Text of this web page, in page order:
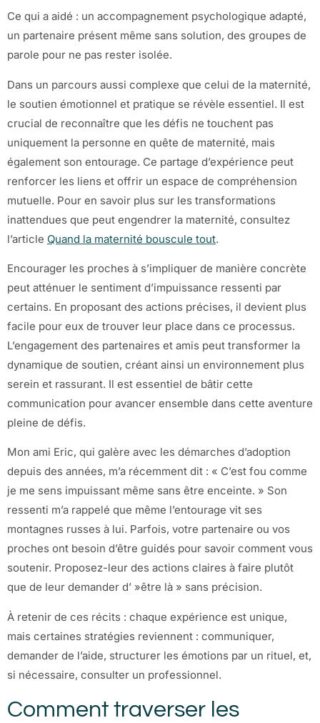
Ce qui a aidé : un accompagnement psychologique adapté,
un partenaire présent même sans solution, des groupes de
parole pour ne pas rester isolée.
Dans un parcours aussi complexe que celui de la maternité,
le soutien émotionnel et pratique se révèle essentiel. Il est
crucial de reconnaître que les défis ne touchent pas
uniquement la personne en quête de maternité, mais
également son entourage. Ce partage d’expérience peut
renforcer les liens et offrir un espace de compréhension
mutuelle. Pour en savoir plus sur les transformations
inattendues que peut engendrer la maternité, consultez
l’article Quand la maternité bouscule tout.
Encourager les proches à s’impliquer de manière concrète
peut atténuer le sentiment d’impuissance ressenti par
certains. En proposant des actions précises, il devient plus
facile pour eux de trouver leur place dans ce processus.
L’engagement des partenaires et amis peut transformer la
dynamique de soutien, créant ainsi un environnement plus
serein et rassurant. Il est essentiel de bâtir cette
communication pour avancer ensemble dans cette aventure
pleine de défis.
Mon ami Eric, qui galère avec les démarches d’adoption
depuis des années, m’a récemment dit : « C’est fou comme
je me sens impuissant même sans être enceinte. » Son
ressenti m’a rappelé que même l’entourage vit ses
montagnes russes à lui. Parfois, votre partenaire ou vos
proches ont besoin d’être guidés pour savoir comment vous
soutenir. Proposez-leur des actions claires à faire plutôt
que de leur demander d’ »être là » sans précision.
À retenir de ces récits : chaque expérience est unique,
mais certaines stratégies reviennent : communiquer,
demander de l’aide, structurer les émotions par un rituel, et,
si nécessaire, consulter un professionnel.
Comment traverser les